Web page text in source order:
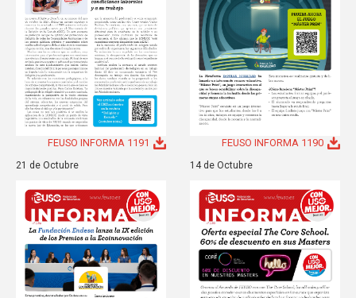
FEUSO INFORMA 1191 FEUSO INFORMA 1190
21 de Octubre 14 de Octubre